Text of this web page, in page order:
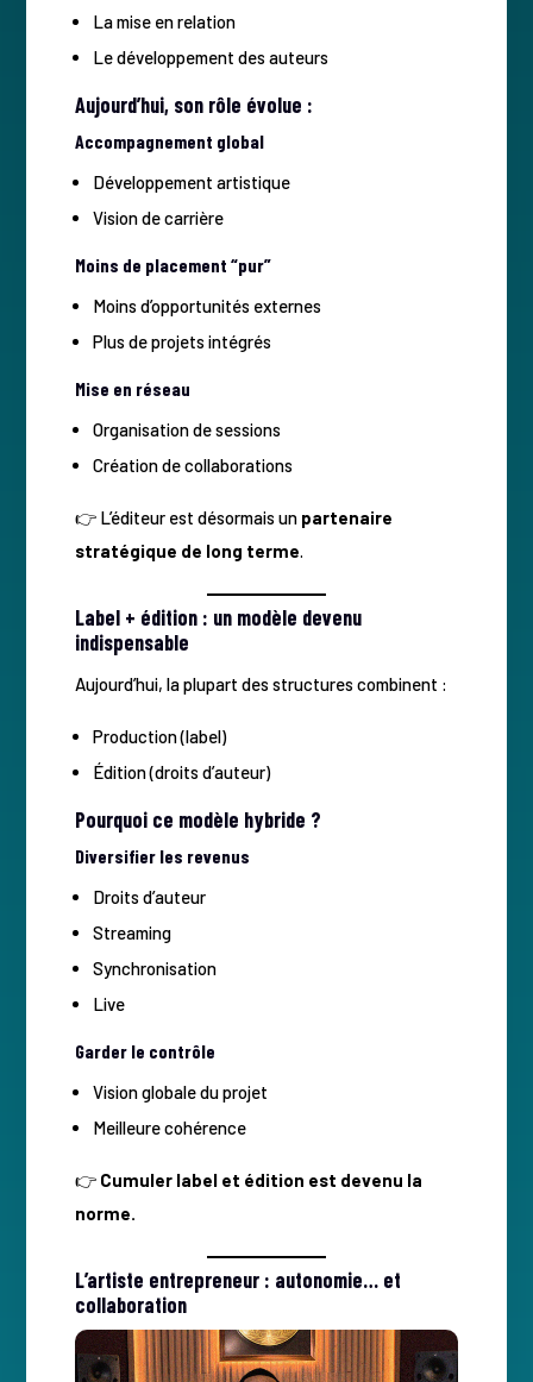
La mise en relation
Le développement des auteurs
Aujourd’hui, son rôle évolue :
Accompagnement global
Développement artistique
Vision de carrière
Moins de placement “pur”
Moins d’opportunités externes
Plus de projets intégrés
Mise en réseau
Organisation de sessions
Création de collaborations
👉 L’éditeur est désormais un partenaire
stratégique de long terme.
Label + édition : un modèle devenu
indispensable
Aujourd’hui, la plupart des structures combinent :
Production (label)
Édition (droits d’auteur)
Pourquoi ce modèle hybride ?
Diversifier les revenus
Droits d’auteur
Streaming
Synchronisation
Live
Garder le contrôle
Vision globale du projet
Meilleure cohérence
👉 Cumuler label et édition est devenu la
norme.
L’artiste entrepreneur : autonomie… et
collaboration